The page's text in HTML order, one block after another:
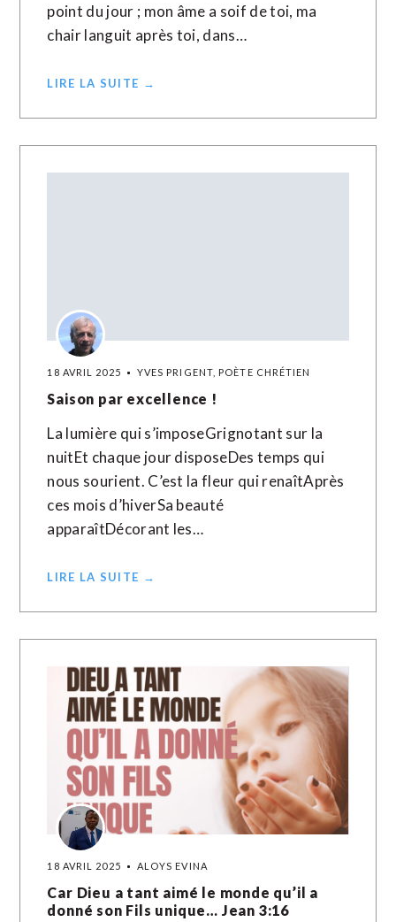
point du jour ; mon âme a soif de toi, ma
chair languit après toi, dans…
LIRE LA SUITE →
18 AVRIL 2025 YVES PRIGENT, POÈTE CHRÉTIEN
Saison par excellence !
La lumière qui s’imposeGrignotant sur la
nuitEt chaque jour disposeDes temps qui
nous sourient. C’est la fleur qui renaîtAprès
ces mois d’hiverSa beauté
apparaîtDécorant les…
LIRE LA SUITE →
18 AVRIL 2025 ALOYS EVINA
Car Dieu a tant aimé le monde qu’il a
donné son Fils unique… Jean 3:16